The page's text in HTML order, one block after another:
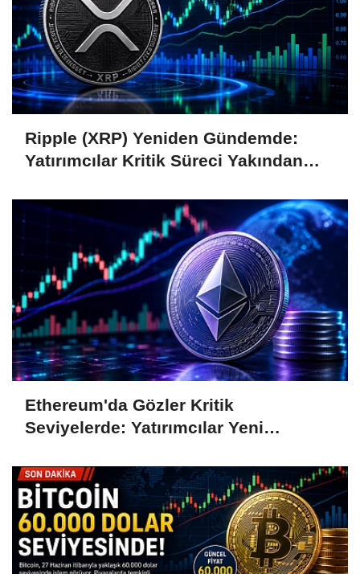
Ripple (XRP) Yeniden Gündemde:
Yatırımcılar Kritik Süreci Yakından
Ethereum'da Gözler Kritik
Seviyelerde: Yatırımcılar Yeni